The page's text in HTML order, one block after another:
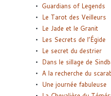
Guardians of Legends
Le Tarot des Veilleurs
Le Jade et le Granit
Les Secrets de l’Égide
Le secret du destrier
Dans le sillage de
A la recherche du
Une journée fabuleuse